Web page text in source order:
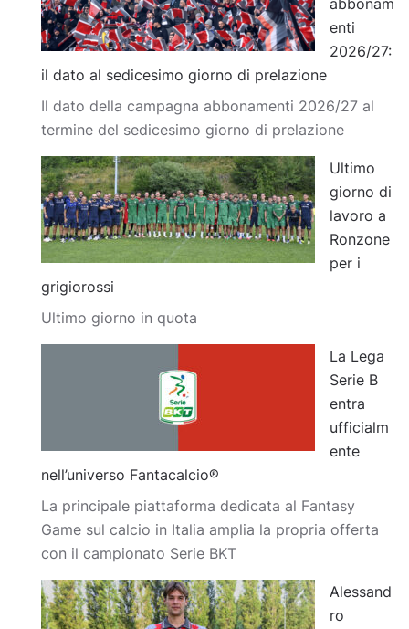
abbonam
enti
2026/27:
il dato al sedicesimo giorno di prelazione
Il dato della campagna abbonamenti 2026/27 al
termine del sedicesimo giorno di prelazione
Ultimo
giorno di
lavoro a
Ronzone
per i
grigiorossi
Ultimo giorno in quota
La Lega
Serie B
entra
ufficialm
ente
nell’universo Fantacalcio®
La principale piattaforma dedicata al Fantasy
Game sul calcio in Italia amplia la propria offerta
con il campionato Serie BKT
Alessand
ro